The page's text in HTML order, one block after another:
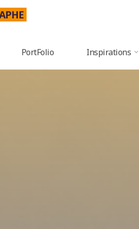
PortFolio Inspirations